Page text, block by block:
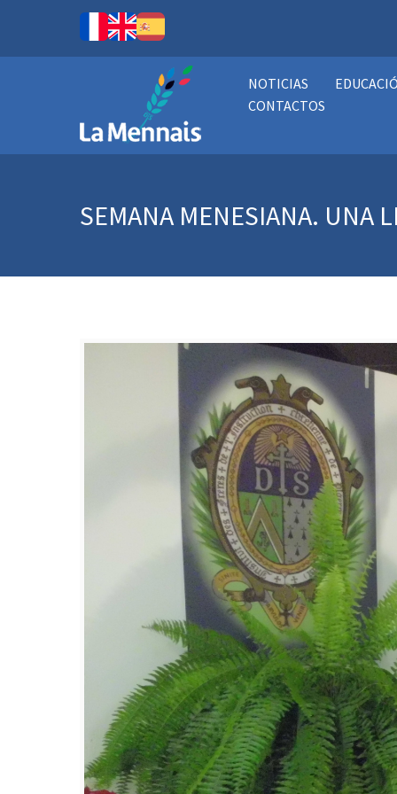
NOTICIAS
CONTACTOS
SEMANA MENESIANA. UNA